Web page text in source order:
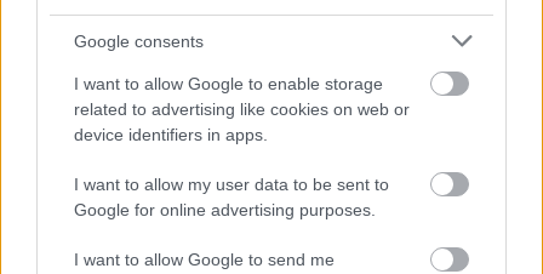
Google consents
I want to allow Google to enable storage
related to advertising like cookies on web or
device identifiers in apps.
I want to allow my user data to be sent to
Google for online advertising purposes.
I want to allow Google to send me
του φάσματος: Όταν ο
αυτισμός γερνάει στην